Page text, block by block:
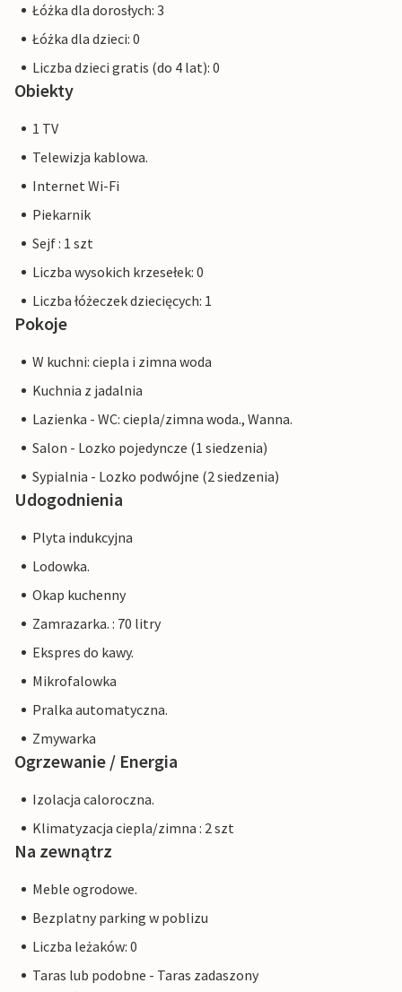
Łóżka dla dorosłych: 3
Łóżka dla dzieci: 0
Liczba dzieci gratis (do 4 lat): 0
Obiekty
1 TV
Telewizja kablowa.
Internet Wi-Fi
Piekarnik
Sejf : 1 szt
Liczba wysokich krzesełek: 0
Liczba łóżeczek dziecięcych: 1
Pokoje
W kuchni: ciepla i zimna woda
Kuchnia z jadalnia
Lazienka - WC: ciepla/zimna woda., Wanna.
Salon - Lozko pojedyncze (1 siedzenia)
Sypialnia - Lozko podwójne (2 siedzenia)
Udogodnienia
Plyta indukcyjna
Lodowka.
Okap kuchenny
Zamrazarka. : 70 litry
Ekspres do kawy.
Mikrofalowka
Pralka automatyczna.
Zmywarka
Ogrzewanie / Energia
Izolacja caloroczna.
Klimatyzacja ciepla/zimna : 2 szt
Na zewnątrz
Meble ogrodowe.
Bezplatny parking w poblizu
Liczba leżaków: 0
Taras lub podobne - Taras zadaszony